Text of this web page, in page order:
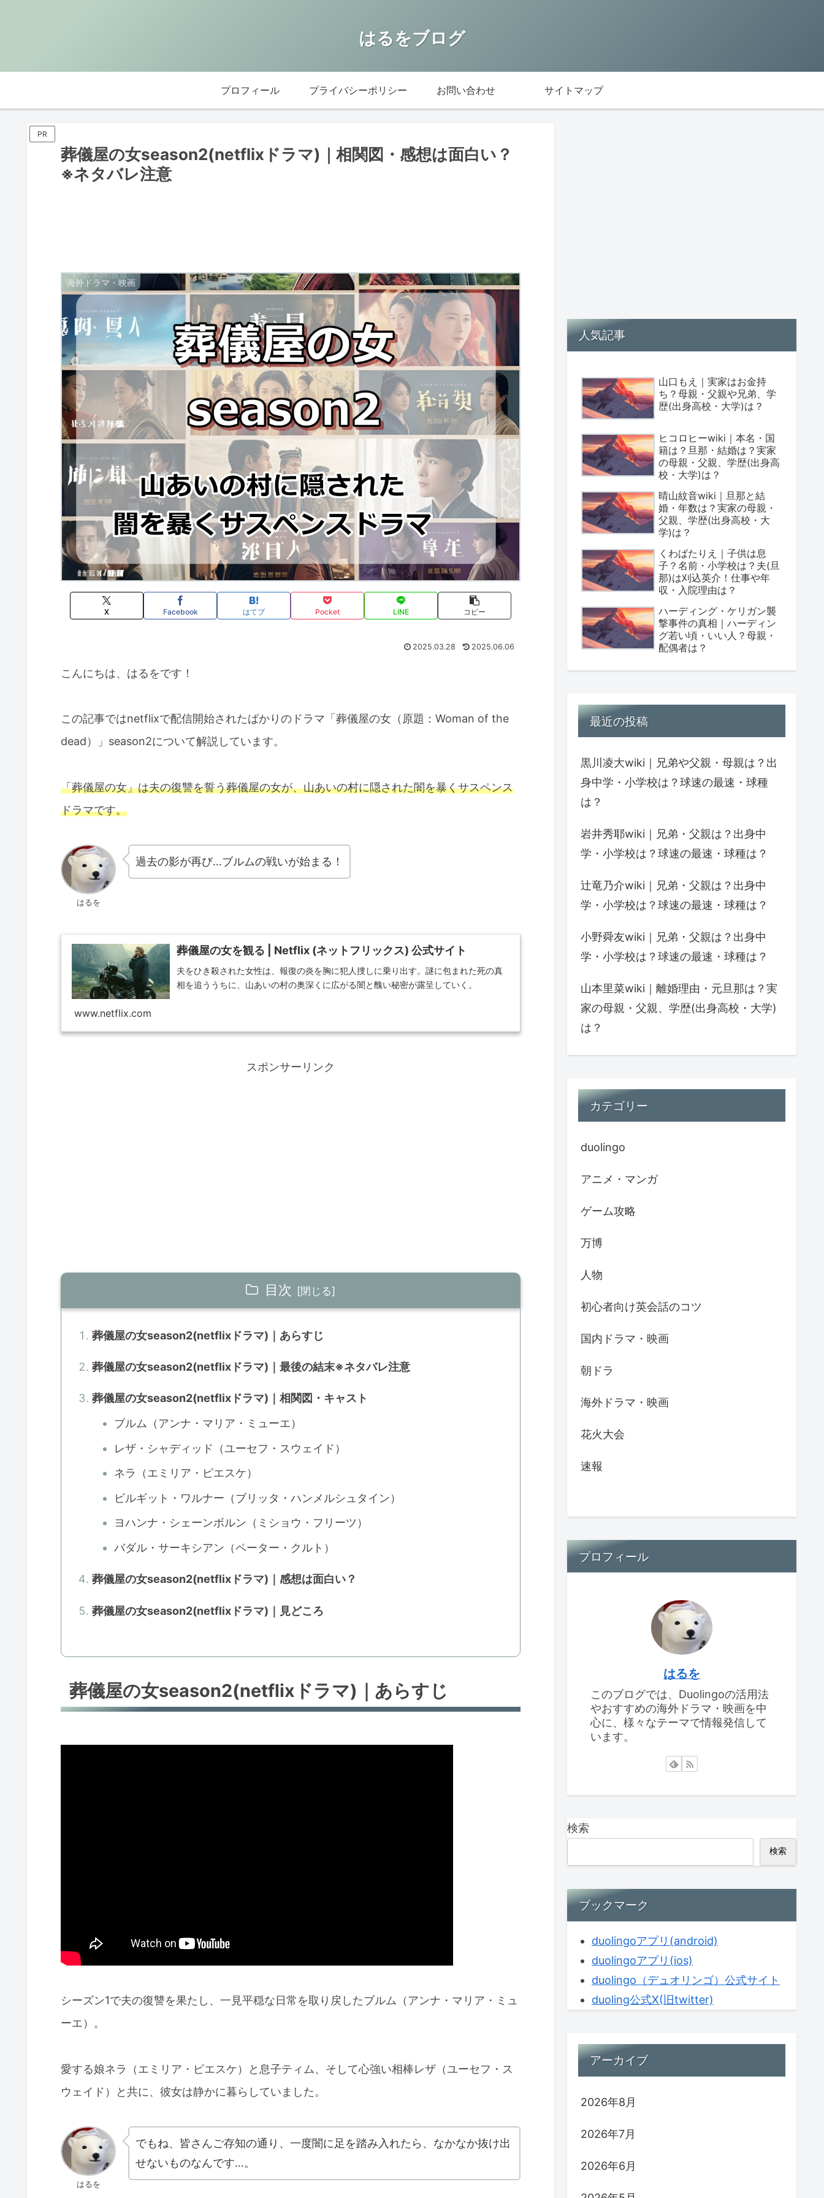
はるをブログ
プロフィール プライバシーポリシー お問い合わせ サイトマップ
PR
葬儀屋の女season2(netflixドラマ)｜相関図・感想は面白い？
※ネタバレ注意
海外ドラマ・映画
X Facebook はてブ Pocket LINE コピー
2025.03.28 2025.06.06
こんにちは、はるをです！
この記事ではnetflixで配信開始されたばかりのドラマ「葬儀屋の女（原題：Woman of the
dead）」season2について解説しています。
「葬儀屋の女」は夫の復讐を誓う葬儀屋の女が、山あいの村に隠された闇を暴くサスペンス
ドラマです。
はるを
過去の影が再び…ブルムの戦いが始まる！
葬儀屋の女 を観 る | Netflix ( ネ ッ ト フ リ ッ ク ス ) 公 式サ イ ト
夫をひき殺された女性は、報復の炎を胸に犯人捜しに乗り出す。謎に包まれた死の真
相を追ううちに、山あいの村の奥深くに広がる闇と醜い秘密が露呈していく。
www.netflix.com
スポンサーリンク
目次
葬儀屋の女season2(netflixドラマ)｜あらすじ
葬儀屋の女season2(netflixドラマ)｜最後の結末※ネタバレ注意
葬儀屋の女season2(netflixドラマ)｜相関図・キャスト
ブルム（アンナ・マリア・ミューエ）
レザ・シャディッド（ユーセフ・スウェイド）
ネラ（エミリア・ピエスケ）
ビルギット・ワルナー（ブリッタ・ハンメルシュタイン）
ヨハンナ・シェーンボルン（ミショウ・フリーツ）
バダル・サーキシアン（ペーター・クルト）
葬儀屋の女season2(netflixドラマ)｜感想は面白い？
葬儀屋の女season2(netflixドラマ)｜見どころ
葬儀屋の女season2(netflixドラマ)｜あらすじ
シーズン1で夫の復讐を果たし、一見平穏な日常を取り戻したブルム（アンナ・マリア・ミュ
ーエ）。
愛する娘ネラ（エミリア・ピエスケ）と息子ティム、そして心強い相棒レザ（ユーセフ・ス
ウェイド）と共に、彼女は静かに暮らしていました。
はるを
でもね、皆さんご存知の通り、一度闇に足を踏み入れたら、なかなか抜け出
せないものなんです…。
人気記事
山口もえ｜実家はお金持
ち？母親・父親や兄弟、学
歴(出身高校・大学)は？
ヒコロヒーwiki｜本名・国
籍は？旦那・結婚は？実家
の母親・父親、学歴(出身高
校・大学)は？
晴山紋音wiki｜旦那と結
婚・年数は？実家の母親・
父親、学歴(出身高校・大
学)は？
くわばたりえ｜子供は息
子？名前・小学校は？夫(旦
那)は刈込英介！仕事や年
収・入院理由は？
ハーディング・ケリガン襲
撃事件の真相｜ハーディン
グ若い頃・いい人？母親・
配偶者は？
最近の投稿
黒川凌大wiki｜兄弟や父親・母親は？出
身中学・小学校は？球速の最速・球種
は？
岩井秀耶wiki｜兄弟・父親は？出身中
学・小学校は？球速の最速・球種は？
辻竜乃介wiki｜兄弟・父親は？出身中
学・小学校は？球速の最速・球種は？
小野舜友wiki｜兄弟・父親は？出身中
学・小学校は？球速の最速・球種は？
山本里菜wiki｜離婚理由・元旦那は？実
家の母親・父親、学歴(出身高校・大学)
は？
カテゴリー
duolingo
アニメ・マンガ
ゲーム攻略
万博
人物
初心者向け英会話のコツ
国内ドラマ・映画
朝ドラ
海外ドラマ・映画
花火大会
速報
プロフィール
はるを
このブログでは、Duolingoの活用法
やおすすめの海外ドラマ・映画を中
心に、様々なテーマで情報発信して
います。
検索
検索
ブックマーク
duolingoアプリ(android)
duolingoアプリ(ios)
duolingo（デュオリンゴ）公式サイト
duoling公式X(旧twitter)
アーカイブ
2026年8月
2026年7月
2026年6月